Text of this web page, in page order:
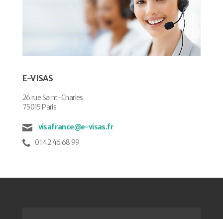
E-VISAS
26 rue Saint-Charles
75015 Paris
visafrance@e-visas.fr
01 42 46 68 99